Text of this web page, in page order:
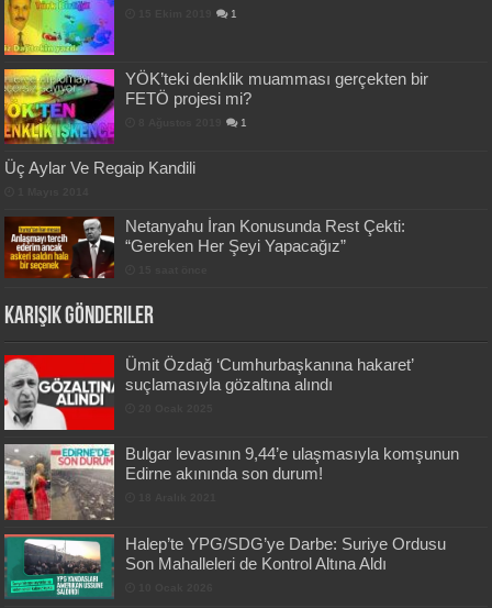
1
YÖK’teki denklik muamması gerçekten bir
FETÖ projesi mi?
1
Üç Aylar Ve Regaip Kandili
Netanyahu İran Konusunda Rest Çekti:
“Gereken Her Şeyi Yapacağız”
Karışık Gönderiler
Ümit Özdağ ‘Cumhurbaşkanına hakaret’
suçlamasıyla gözaltına alındı
Bulgar levasının 9,44’e ulaşmasıyla komşunun
Edirne akınında son durum!
Halep’te YPG/SDG’ye Darbe: Suriye Ordusu
Son Mahalleleri de Kontrol Altına Aldı